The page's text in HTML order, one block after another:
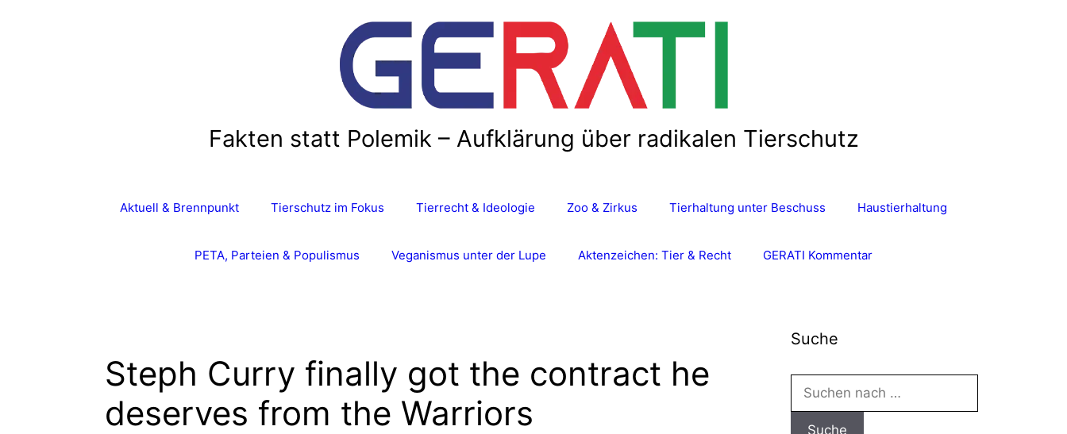
Fakten statt Polemik – Aufklärung über radikalen Tierschutz
Aktuell & Brennpunkt Tierschutz im Fokus Tierrecht & Ideologie Zoo & Zirkus Tierhaltung unter Beschuss Haustierhaltung
PETA, Parteien & Populismus Veganismus unter der Lupe Aktenzeichen: Tier & Recht GERATI Kommentar
Steph Curry finally got the contract he
deserves from the Warriors
Suche
Suchen
nach: